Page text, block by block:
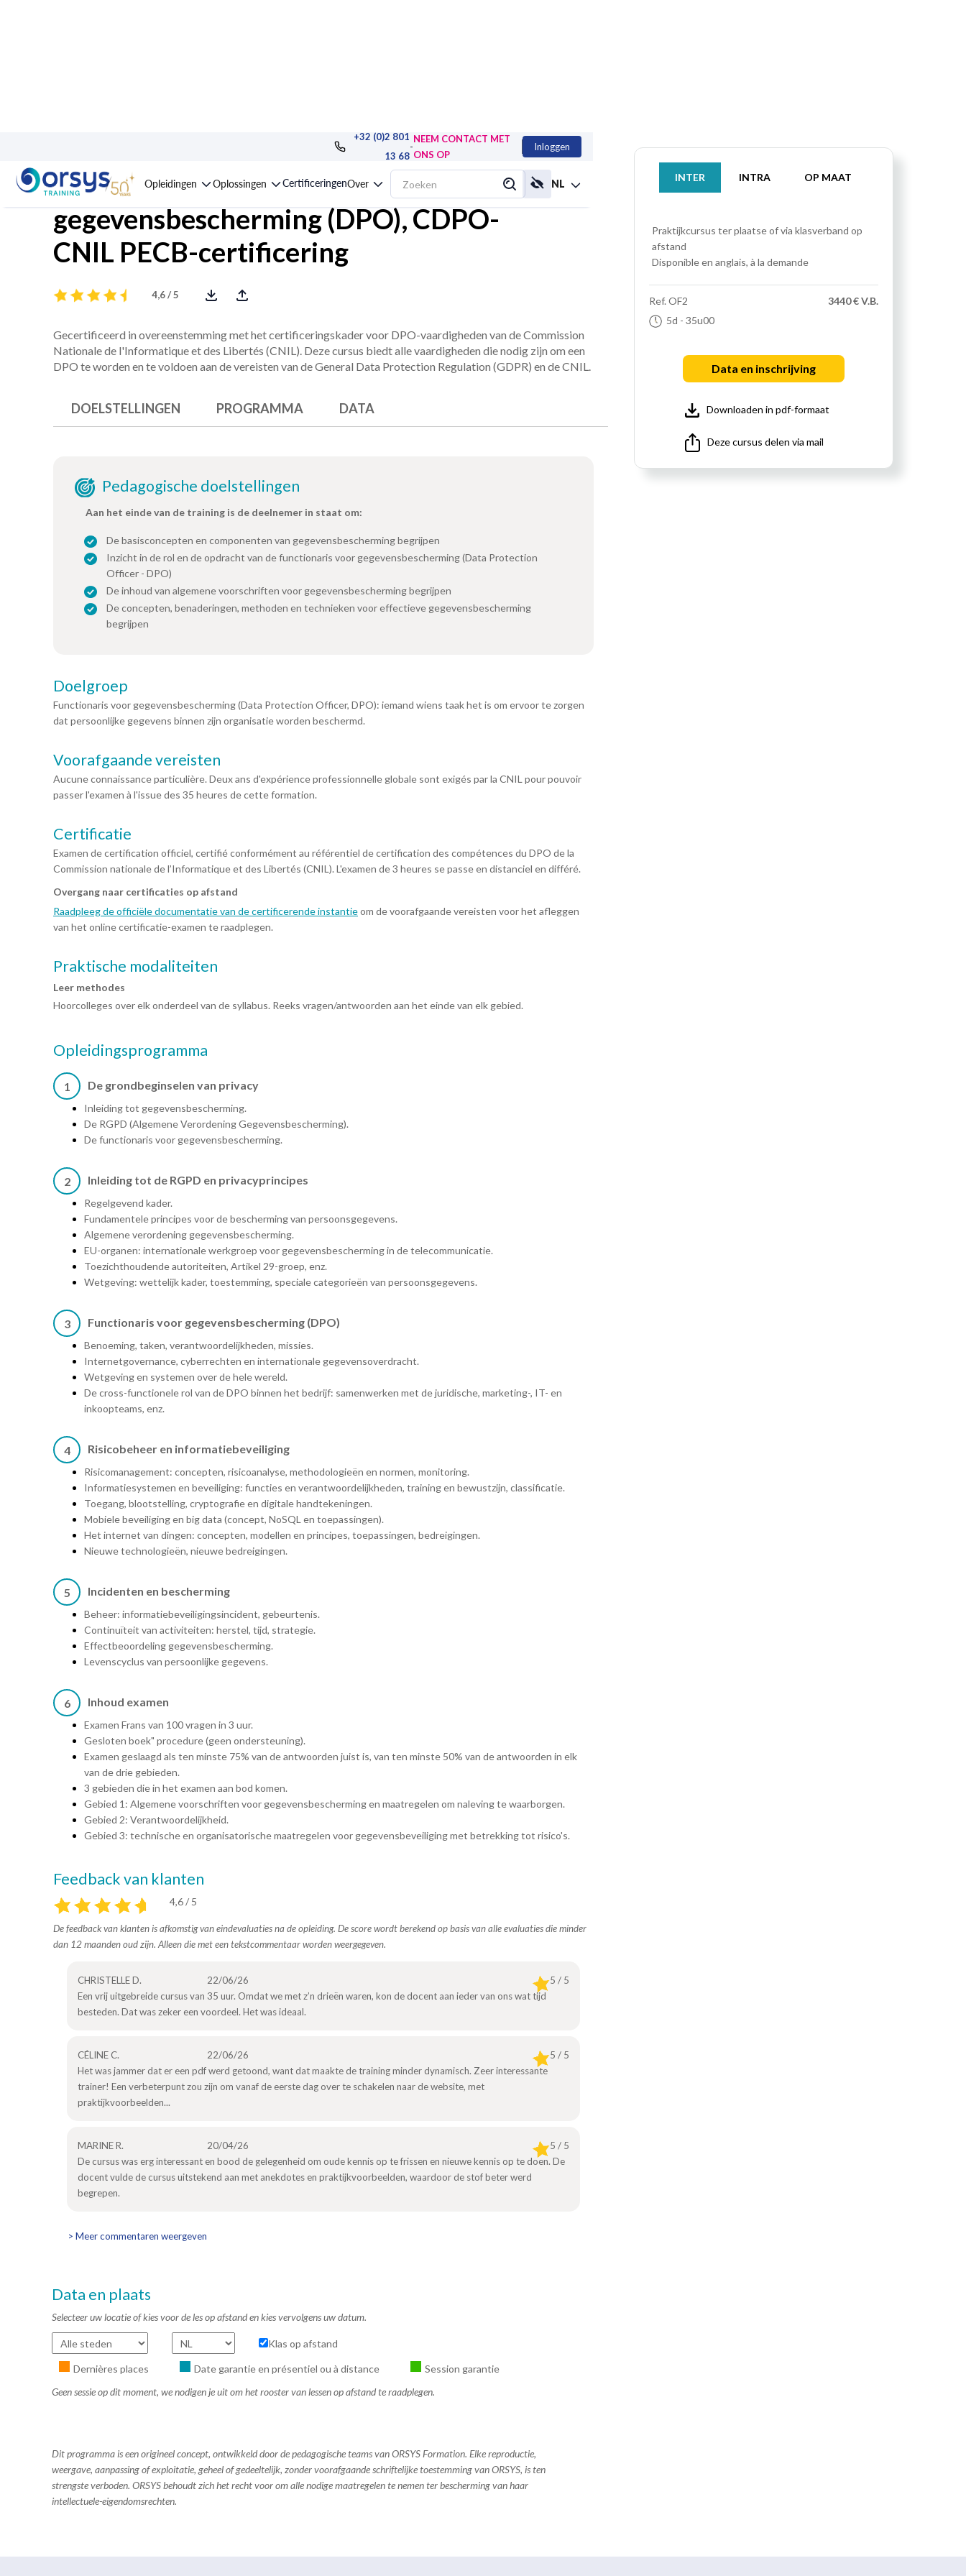
+32 (0)2 801
13 68
-
NEEM CONTACT MET
ONS OP
Inloggen
Opleidingen Oplossingen CertificeringenOver NL
Opleiding : Functionaris voor
gegevensbescherming (DPO), CDPO-
CNIL PECB-certificering
4,6 / 5
INTER INTRA OP MAAT
Praktijkcursus ter plaatse of via klasverband op
afstand
Disponible en anglais, à la demande
Ref. OF2
5d - 35u00
3440 € V.B.
Data en inschrijving
Downloaden in pdf-formaat
Deze cursus delen via mail
Gecertificeerd in overeenstemming met het certificeringskader voor DPO-vaardigheden van de Commission
Nationale de l'Informatique et des Libertés (CNIL). Deze cursus biedt alle vaardigheden die nodig zijn om een
DPO te worden en te voldoen aan de vereisten van de General Data Protection Regulation (GDPR) en de CNIL.
DOELSTELLINGEN PROGRAMMA DATA
Pedagogische doelstellingen
Aan het einde van de training is de deelnemer in staat om:
De basisconcepten en componenten van gegevensbescherming begrijpen
Inzicht in de rol en de opdracht van de functionaris voor gegevensbescherming (Data Protection
Officer - DPO)
De inhoud van algemene voorschriften voor gegevensbescherming begrijpen
De concepten, benaderingen, methoden en technieken voor effectieve gegevensbescherming
begrijpen
Doelgroep
Functionaris voor gegevensbescherming (Data Protection Officer, DPO): iemand wiens taak het is om ervoor te zorgen
dat persoonlijke gegevens binnen zijn organisatie worden beschermd.
Voorafgaande vereisten
Aucune connaissance particulière. Deux ans d'expérience professionnelle globale sont exigés par la CNIL pour pouvoir
passer l'examen à l'issue des 35 heures de cette formation.
Certificatie
Examen de certification officiel, certifié conformément au référentiel de certification des compétences du DPO de la
Commission nationale de l’Informatique et des Libertés (CNIL). L'examen de 3 heures se passe en distanciel en différé.
Overgang naar certificaties op afstand
Raadpleeg de officiële documentatie van de certificerende instantieom de voorafgaande vereisten voor het afleggen
van het online certificatie-examen te raadplegen.
Praktische modaliteiten
Leer methodes
Hoorcolleges over elk onderdeel van de syllabus. Reeks vragen/antwoorden aan het einde van elk gebied.
Opleidingsprogramma
1 De grondbeginselen van privacy
Inleiding tot gegevensbescherming.
De RGPD (Algemene Verordening Gegevensbescherming).
De functionaris voor gegevensbescherming.
2 Inleiding tot de RGPD en privacyprincipes
Regelgevend kader.
Fundamentele principes voor de bescherming van persoonsgegevens.
Algemene verordening gegevensbescherming.
EU-organen: internationale werkgroep voor gegevensbescherming in de telecommunicatie.
Toezichthoudende autoriteiten, Artikel 29-groep, enz.
Wetgeving: wettelijk kader, toestemming, speciale categorieën van persoonsgegevens.
3 Functionaris voor gegevensbescherming (DPO)
Benoeming, taken, verantwoordelijkheden, missies.
Internetgovernance, cyberrechten en internationale gegevensoverdracht.
Wetgeving en systemen over de hele wereld.
De cross-functionele rol van de DPO binnen het bedrijf: samenwerken met de juridische, marketing-, IT- en
inkoopteams, enz.
4 Risicobeheer en informatiebeveiliging
Risicomanagement: concepten, risicoanalyse, methodologieën en normen, monitoring.
Informatiesystemen en beveiliging: functies en verantwoordelijkheden, training en bewustzijn, classificatie.
Toegang, blootstelling, cryptografie en digitale handtekeningen.
Mobiele beveiliging en big data (concept, NoSQL en toepassingen).
Het internet van dingen: concepten, modellen en principes, toepassingen, bedreigingen.
Nieuwe technologieën, nieuwe bedreigingen.
5 Incidenten en bescherming
Beheer: informatiebeveiligingsincident, gebeurtenis.
Continuïteit van activiteiten: herstel, tijd, strategie.
Effectbeoordeling gegevensbescherming.
Levenscyclus van persoonlijke gegevens.
6 Inhoud examen
Examen Frans van 100 vragen in 3 uur.
Gesloten boek" procedure (geen ondersteuning).
Examen geslaagd als ten minste 75% van de antwoorden juist is, van ten minste 50% van de antwoorden in elk
van de drie gebieden.
3 gebieden die in het examen aan bod komen.
Gebied 1: Algemene voorschriften voor gegevensbescherming en maatregelen om naleving te waarborgen.
Gebied 2: Verantwoordelijkheid.
Gebied 3: technische en organisatorische maatregelen voor gegevensbeveiliging met betrekking tot risico's.
Feedback van klanten
4,6 / 5
De feedback van klanten is afkomstig van eindevaluaties na de opleiding. De score wordt berekend op basis van alle evaluaties die minder
dan 12 maanden oud zijn. Alleen die met een tekstcommentaar worden weergegeven.
CHRISTELLE D. 22/06/26
5 / 5
Een vrij uitgebreide cursus van 35 uur. Omdat we met z’n drieën waren, kon de docent aan ieder van ons wat tijd
besteden. Dat was zeker een voordeel. Het was ideaal.
CÉLINE C. 22/06/26
5 / 5
Het was jammer dat er een pdf werd getoond, want dat maakte de training minder dynamisch. Zeer interessante
trainer! Een verbeterpunt zou zijn om vanaf de eerste dag over te schakelen naar de website, met
praktijkvoorbeelden...
MARINE R. 20/04/26
5 / 5
De cursus was erg interessant en bood de gelegenheid om oude kennis op te frissen en nieuwe kennis op te doen. De
docent vulde de cursus uitstekend aan met anekdotes en praktijkvoorbeelden, waardoor de stof beter werd
begrepen.
> Meer commentaren weergeven
Data en plaats
Selecteer uw locatie of kies voor de les op afstand en kies vervolgens uw datum.
Klas op afstand
Dernières places Date garantie en présentiel ou à distance
Session garantie
Geen sessie op dit moment, we nodigen je uit om het rooster van lessen op afstand te raadplegen.
Dit programma is een origineel concept, ontwikkeld door de pedagogische teams van ORSYS Formation. Elke reproductie,
weergave, aanpassing of exploitatie, geheel of gedeeltelijk, zonder voorafgaande schriftelijke toestemming van ORSYS, is ten
strengste verboden. ORSYS behoudt zich het recht voor om alle nodige maatregelen te nemen ter bescherming van haar
intellectuele-eigendomsrechten.